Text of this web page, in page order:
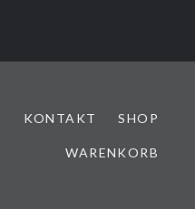
KONTAKT SHOP
WARENKORB